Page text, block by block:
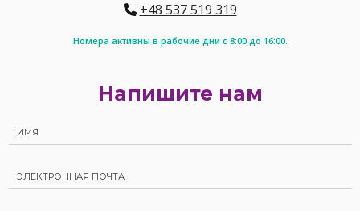
+48 537 519 319
Номера активны в рабочие дни с 8:00 до 16:00.
Напишите нам